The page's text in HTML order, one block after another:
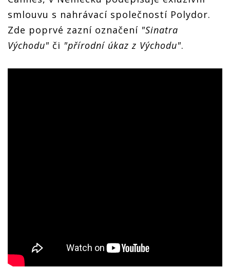
smlouvu s nahrávací společností Polydor.
Zde poprvé zazní označení "Sinatra
Východu" či "přírodní úkaz z Východu".